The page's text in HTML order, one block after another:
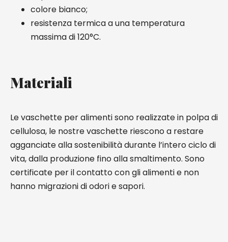
colore bianco;
resistenza termica a una temperatura
massima di 120°C.
Materiali
Le vaschette per alimenti sono realizzate in polpa di
cellulosa, le nostre vaschette riescono a restare
agganciate alla sostenibilità durante l’intero ciclo di
vita, dalla produzione fino alla smaltimento. Sono
certificate per il contatto con gli alimenti e non
hanno migrazioni di odori e sapori.